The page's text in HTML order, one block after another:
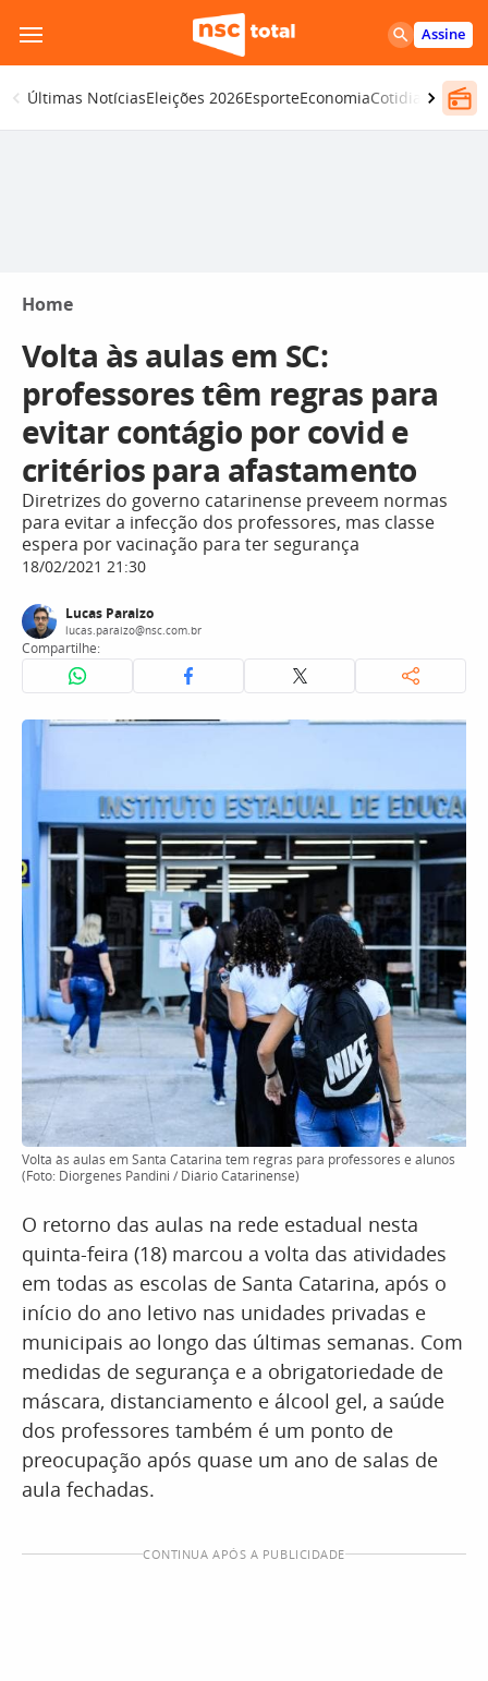
para
o
conteúdo
Assine
Últimas NotíciasEleições 2026EsporteEconomiaCotidiano
Home
Volta às aulas em SC:
professores têm regras para
evitar contágio por covid e
critérios para afastamento
Diretrizes do governo catarinense preveem normas
para evitar a infecção dos professores, mas classe
espera por vacinação para ter segurança
18/02/2021 21:30
Lucas Paraizo
lucas.paraizo@nsc.com.br
Compartilhe:
Volta às aulas em Santa Catarina tem regras para professores e alunos
(Foto: Diorgenes Pandini / Diário Catarinense)
O retorno das aulas na rede estadual nesta
quinta-feira (18) marcou a volta das atividades
em todas as escolas de Santa Catarina, após o
início do ano letivo nas unidades privadas e
municipais ao longo das últimas semanas. Com
medidas de segurança e a obrigatoriedade de
máscara, distanciamento e álcool gel, a saúde
dos professores também é um ponto de
preocupação após quase um ano de salas de
aula fechadas.
CONTINUA APÓS A PUBLICIDADE